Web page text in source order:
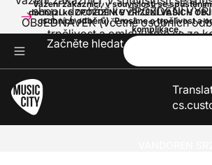
Vážení zákazníci, v souvislosti se
dochází ke ZPOŽDĚNÍ VYŘÍZENÍ VAŠICH
osobních odběrů). Prosíme o trpělivost a
komplikace.
shopu dochází ke ZPOŽDĚNÍ
OBJEDNÁVEK (včetně osobních
trpělivost a omlouváme se za
Začněte hledat